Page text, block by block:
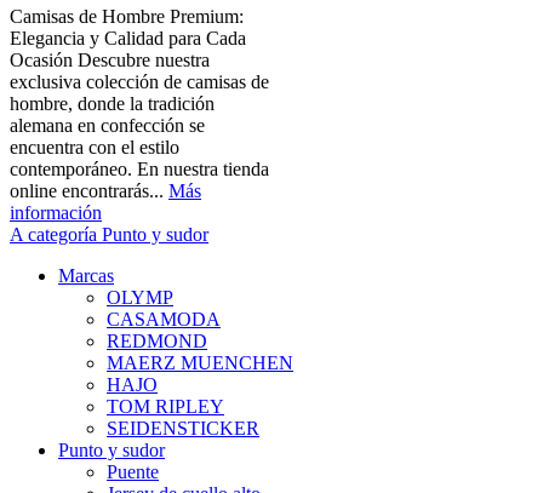
Camisas de Hombre Premium:
Elegancia y Calidad para Cada
Ocasión Descubre nuestra
exclusiva colección de camisas de
hombre, donde la tradición
alemana en confección se
encuentra con el estilo
contemporáneo. En nuestra tienda
online encontrarás... Más
información
A categoría Punto y sudor
Marcas
OLYMP
CASAMODA
REDMOND
MAERZ MUENCHEN
HAJO
TOM RIPLEY
SEIDENSTICKER
Punto y sudor
Puente